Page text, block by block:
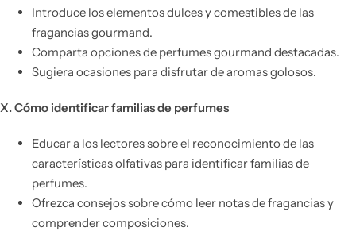
Introduce los elementos dulces y comestibles de las
fragancias gourmand.
Comparta opciones de perfumes gourmand destacadas.
Sugiera ocasiones para disfrutar de aromas golosos.
X. Cómo identificar familias de perfumes
Educar a los lectores sobre el reconocimiento de las
características olfativas para identificar familias de
perfumes.
Ofrezca consejos sobre cómo leer notas de fragancias y
comprender composiciones.